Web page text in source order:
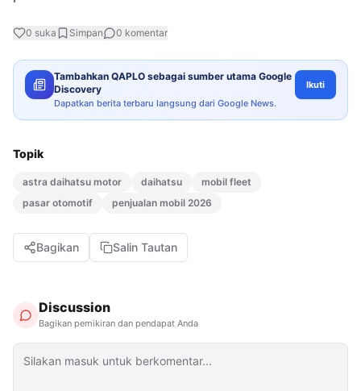
0 suka Simpan 0 komentar
Tambahkan QAPLO sebagai sumber utama Google
Discovery
Dapatkan berita terbaru langsung dari Google News.
Ikuti
Topik
astra daihatsu motor daihatsu
mobil fleet
pasar otomotif
penjualan mobil 2026
Bagikan Salin Tautan
Discussion
Bagikan pemikiran dan pendapat Anda